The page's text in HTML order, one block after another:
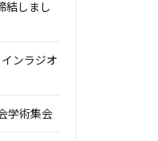
結しまし
ンラジオ
学術集会